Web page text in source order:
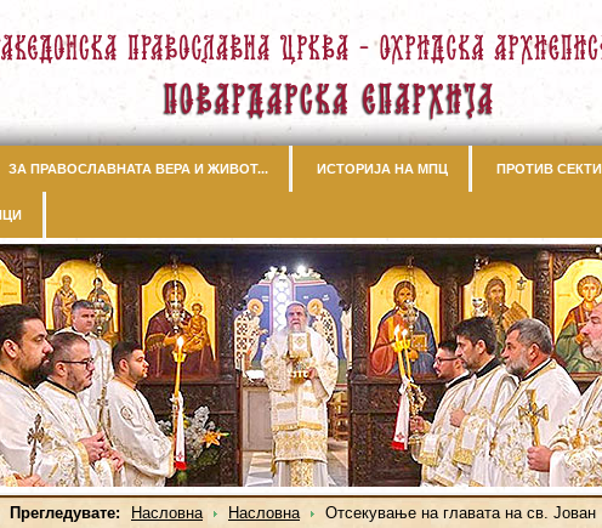
ЗА ПРАВОСЛАВНАТА ВЕРА И ЖИВОТ... ИСТОРИЈА НА МПЦ ПРОТИВ
Прегледувате: Насловна Насловна Отсекување на главата на св. Јован